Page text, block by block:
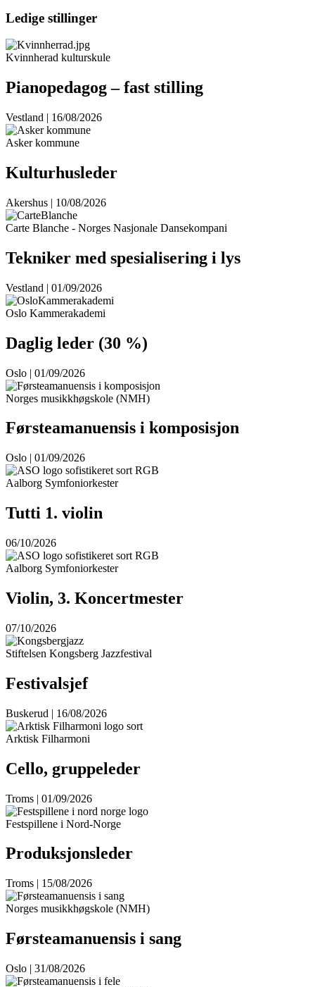
Ledige stillinger
Kvinnherad kulturskule
Pianopedagog – fast stilling
Vestland | 16/08/2026
Asker kommune
Kulturhusleder
Akershus | 10/08/2026
Carte Blanche - Norges Nasjonale Dansekompani
Tekniker med spesialisering i lys
Vestland | 01/09/2026
Oslo Kammerakademi
Daglig leder (30 %)
Oslo | 01/09/2026
Norges musikkhøgskole (NMH)
Førsteamanuensis i komposisjon
Oslo | 01/09/2026
Aalborg Symfoniorkester
Tutti 1. violin
06/10/2026
Aalborg Symfoniorkester
Violin, 3. Koncertmester
07/10/2026
Stiftelsen Kongsberg Jazzfestival
Festivalsjef
Buskerud | 16/08/2026
Arktisk Filharmoni
Cello, gruppeleder
Troms | 01/09/2026
Festspillene i Nord-Norge
Produksjonsleder
Troms | 15/08/2026
Norges musikkhøgskole (NMH)
Førsteamanuensis i sang
Oslo | 31/08/2026